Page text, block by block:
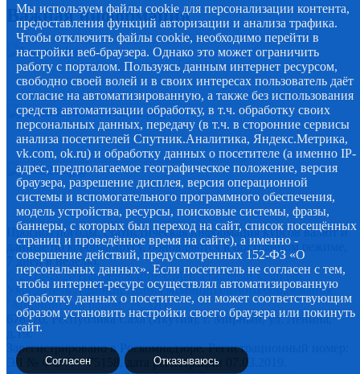
Важная информация
Прогноз погоды, статистическая информация курсов валют и
данные по коронавирусу, обновляются в постоянном режиме,
7 дней в неделю.
© 2012-2020 Наименование СМИ: алмазный-край.рф.
Учредитель Администрация муниципального образования
"Мирнинский район" РС (Я)
678170, Республика Саха (Якутия), г. Мирный, ул. Ленина,
д.19.
Зарегистрировано в Роскомнадзоре. Регистрационный номер:
ЭЛ № ФС 77 - 75158, дата регистрации 07.03.2019.
Мы используем файлы cookie для персонализации контента,
предоставления функций авторизации и анализа трафика.
Чтобы отключить файлы cookie, необходимо перейти в
настройки веб-браузера. Однако это может ограничить
работу с порталом. Пользуясь данным интернет ресурсом,
свободно своей волей и в своих интересах пользователь даёт
согласие на автоматизированную, а также без использования
средств автоматизации обработку, в т.ч. обработку своих
персональных данных, передачу (в т.ч. в сторонние сервисы
анализа посетителей Спутник.Аналитика, Яндекс.Метрика,
vk.com, ok.ru) и обработку данных о посетителе (а именно IP-
адрес, предполагаемое географическое положение, версия
браузера, разрешение дисплея, версия операционной
системы и вспомогательного программного обеспечения,
модель устройства, ресурсы, поисковые системы, фразы,
баннеры, с которых был переход на сайт, список посещённых
страниц и проведённое время на сайте), а именно -
совершение действий, предусмотренных 152-ФЗ «О
персональных данных». Если посетитель не согласен с тем,
чтобы интернет-ресурс осуществлял автоматизированную
обработку данных о посетителе, он может соответствующим
образом установить настройки своего браузера или покинуть
сайт.
Согласен Отказываюсь